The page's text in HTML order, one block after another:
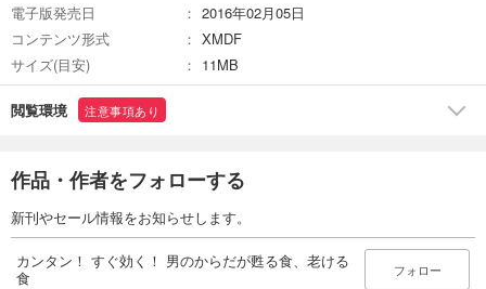
電子版発売日
2016年02月05日
コンテンツ形式
XMDF
サイズ(目安)
11MB
閲覧環境 注意事項あり
作品・作者をフォローする
新刊やセール情報をお知らせします。
カンタン！ すぐ効く！ 男のからだが甦る食、老ける
食
フォロー